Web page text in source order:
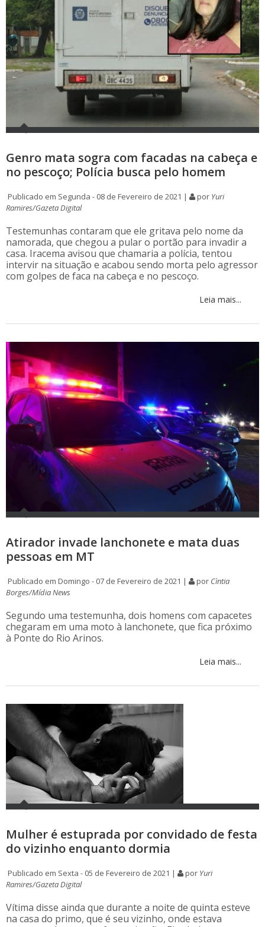
Genro mata sogra com facadas na cabeça e
no pescoço; Polícia busca pelo homem
Publicado em Segunda - 08 de Fevereiro de 2021 | por Yuri
Ramires/Gazeta Digital
Testemunhas contaram que ele gritava pelo nome da
namorada, que chegou a pular o portão para invadir a
casa. Iracema avisou que chamaria a polícia, tentou
intervir na situação e acabou sendo morta pelo agressor
com golpes de faca na cabeça e no pescoço.
Leia mais...
Atirador invade lanchonete e mata duas
pessoas em MT
Publicado em Domingo - 07 de Fevereiro de 2021 | por Cìntia
Borges/Mídia News
Segundo uma testemunha, dois homens com capacetes
chegaram em uma moto à lanchonete, que fica próximo
à Ponte do Rio Arinos.
Leia mais...
Mulher é estuprada por convidado de festa
do vizinho enquanto dormia
Publicado em Sexta - 05 de Fevereiro de 2021 | por Yuri
Ramires/Gazeta Digital
Vítima disse ainda que durante a noite de quinta esteve
na casa do primo, que é seu vizinho, onde estava